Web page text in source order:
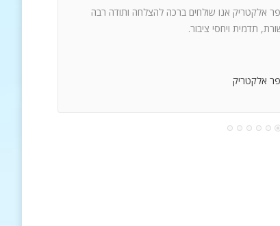
אלקטריק אנו שולחים ברכה להצלחה ותודה רבה
תדמית ויחסי ציבור.
אלקטריק